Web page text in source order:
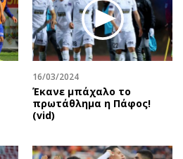
16/03/2024
Έκανε μπάχαλο το
πρωτάθλημα η Πάφος!
(vid)